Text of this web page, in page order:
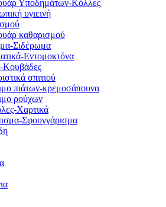
Υποδημάτων-Κόλλες
υγιεινή
καθαρισμού
Σιδέρωμα
Εντομοκτόνα
Κουβάδες
σπιτιού
πιάτων-κρεμοσάπουνα
ρούχων
Χαρτικά
Σφουγγάρισμα